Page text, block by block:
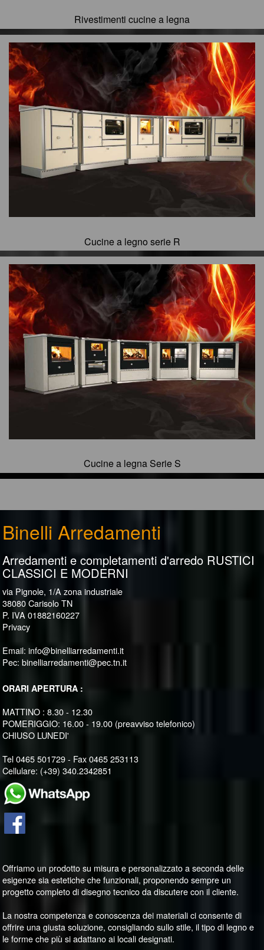
Rivestimenti cucine a legna
Cucine a legno serie R
Cucine a legna Serie S
Binelli Arredamenti
Arredamenti e completamenti d'arredo RUSTICI
CLASSICI E MODERNI
via Pignole, 1/A zona industriale
38080 Carisolo TN
P. IVA 01882160227
Privacy
Email:info@binelliarredamenti.it
Pec:binelliarredamenti@pec.tn.it
ORARI APERTURA :
MATTINO : 8.30 - 12.30
POMERIGGIO: 16.00 - 19.00 (preavviso telefonico)
CHIUSO LUNEDI'
Tel 0465 501729 - Fax 0465 253113
Cellulare: (+39) 340.2342851
Offriamo un prodotto su misura e personalizzato a seconda delle
esigenze sia estetiche che funzionali, proponendo sempre un
progetto completo di disegno tecnico da discutere con il cliente.
La nostra competenza e conoscenza dei materiali ci consente di
offrire una giusta soluzione, consigliando sullo stile, il tipo di legno e
le forme che più si adattano ai locali designati.